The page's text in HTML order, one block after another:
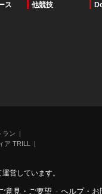
ス 他競技
ン
ア TRILL
営しています。
意見・ご要望 - ヘルプ・お